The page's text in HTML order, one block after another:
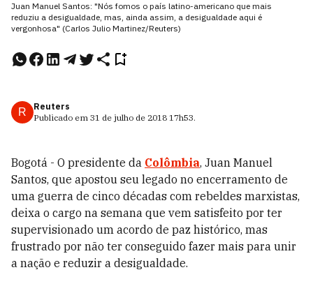
Juan Manuel Santos: "Nós fomos o país latino-americano que mais
reduziu a desigualdade, mas, ainda assim, a desigualdade aqui é
vergonhosa" (Carlos Julio Martinez/Reuters)
R
Reuters
Publicado em 31 de julho de 2018 17h53.
Bogotá - O presidente da Colômbia, Juan Manuel
Santos, que apostou seu legado no encerramento de
uma guerra de cinco décadas com rebeldes marxistas,
deixa o cargo na semana que vem satisfeito por ter
supervisionado um acordo de paz histórico, mas
frustrado por não ter conseguido fazer mais para unir
a nação e reduzir a desigualdade.